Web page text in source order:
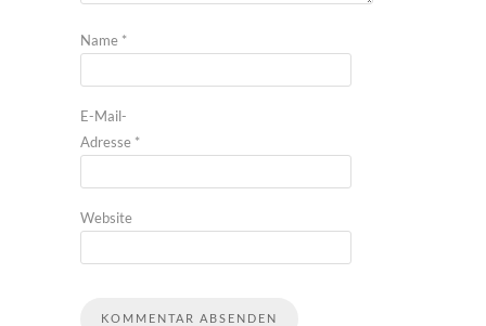
Name *
E-Mail-
Adresse *
Website